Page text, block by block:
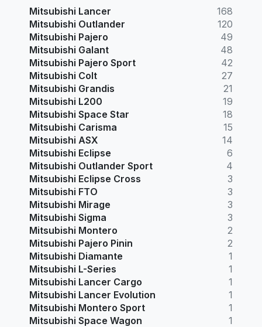
Mitsubishi Lancer
168
Mitsubishi Outlander
120
Mitsubishi Pajero
49
Mitsubishi Galant
48
Mitsubishi Pajero Sport
42
Mitsubishi Colt
27
Mitsubishi Grandis
21
Mitsubishi L200
19
Mitsubishi Space Star
18
Mitsubishi Carisma
15
Mitsubishi ASX
14
Mitsubishi Eclipse
6
Mitsubishi Outlander Sport
4
Mitsubishi Eclipse Cross
3
Mitsubishi FTO
3
Mitsubishi Mirage
3
Mitsubishi Sigma
3
Mitsubishi Montero
2
Mitsubishi Pajero Pinin
2
Mitsubishi Diamante
1
Mitsubishi L-Series
1
Mitsubishi Lancer Cargo
1
Mitsubishi Lancer Evolution
1
Mitsubishi Montero Sport
1
Mitsubishi Space Wagon
1